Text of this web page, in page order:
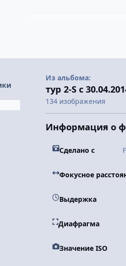
Из альбома:
тур 2-S с
134 изображения
Информация о
Сделано с
Фокусное
Выдержка
Диафрагма
Значение ISO